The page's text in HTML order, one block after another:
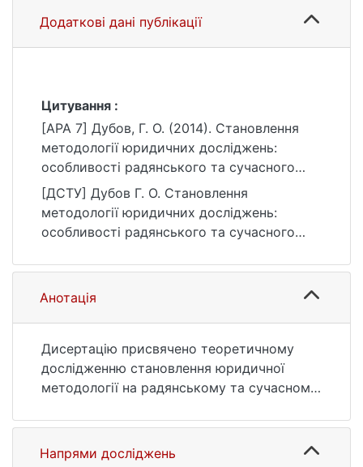
Додаткові дані публікації
Цитування :
[APA 7] Дубов, Г. О. (2014). Становлення
методології юридичних досліджень:
особливості радянського та сучасного
етапів [Автореф. дис. канд. юрид. наук,
Київський національний університет імені
Тараса Шевченка]. eKNUTSHIR.
https://ir.library.knu.ua/handle/123456789/68
52
[ДСТУ] Дубов Г. О. Становлення
методології юридичних досліджень:
особливості радянського та сучасного
08 Право. Київ, 2014. 18 с. URL:
https://ir.library.knu.ua/handle/123456789/68
52 (дата звернення: 25.07.2026).
Анотація
Дисертацію присвячено теоретичному
дослідженню становлення юридичної
методології на радянському та сучасному
науки. Встановлено особливості розвитку
предмета методологічних досліджень,
Напрями досліджень